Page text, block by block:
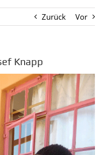
Zurück Vor
Knapp